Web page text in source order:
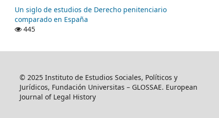
Un siglo de estudios de Derecho penitenciario
comparado en España
445
© 2025 Instituto de Estudios Sociales, Políticos y
Jurídicos, Fundación Universitas – GLOSSAE. European
Journal of Legal History